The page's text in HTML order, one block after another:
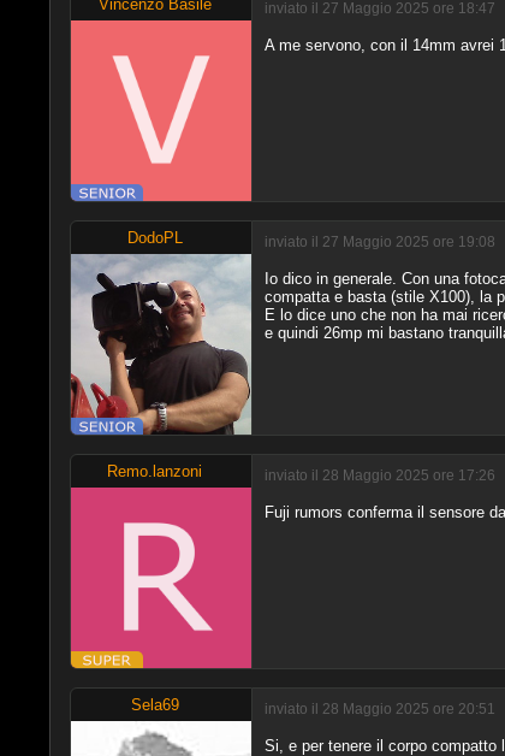
Vincenzo Basile inviato il 27 Maggio 2025 ore 18:47
A me servono, con il 14mm avrei
DodoPL inviato il 27 Maggio 2025 ore 19:08
Io dico in generale. Con una
compatta e basta (stile X100), la
E lo dice uno che non ha mai
e quindi 26mp mi bastano
Remo.lanzoni inviato il 28 Maggio 2025 ore 17:26
Fuji rumors conferma il sensore
Sela69 inviato il 28 Maggio 2025 ore 20:51
Si, e per tenere il corpo compatto